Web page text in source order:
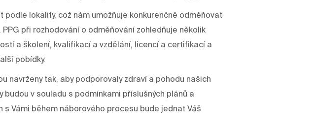
lokality, což nám umožňuje konkurenčně odměňovat
při rozhodování o odměňování zohledňuje několik
a školení, kvalifikací a vzdělání, licencí a certifikací a
pobídky.
navrženy tak, aby podporovaly zdraví a pohodu našich
v souladu s podmínkami příslušných plánů a
Vámi během náborového procesu bude jednat Váš